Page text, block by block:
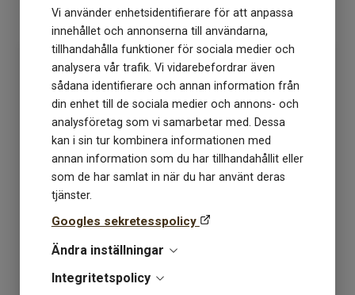
Vi använder enhetsidentifierare för att anpassa
innehållet och annonserna till användarna,
tillhandahålla funktioner för sociala medier och
analysera vår trafik. Vi vidarebefordrar även
sådana identifierare och annan information från
din enhet till de sociala medier och annons- och
analysföretag som vi samarbetar med. Dessa
kan i sin tur kombinera informationen med
annan information som du har tillhandahållit eller
som de har samlat in när du har använt deras
tjänster.
Googles sekretesspolicy
Ändra inställningar
Integritetspolicy
KÖP KÖP
Kos 4227 Equestrian Red
Lagerstatus: 12
Kos 4372 djup
burgunder